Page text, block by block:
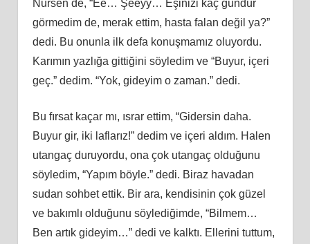
Nursen de, “Ee… Şeeyy… Eşinizi kaç gündür
görmedim de, merak ettim, hasta falan değil ya?”
dedi. Bu onunla ilk defa konuşmamız oluyordu.
Karımın yazlığa gittiğini söyledim ve “Buyur, içeri
geç.” dedim. “Yok, gideyim o zaman.” dedi.
Bu fırsat kaçar mı, ısrar ettim, “Gidersin daha.
Buyur gir, iki laflarız!” dedim ve içeri aldım. Halen
utangaç duruyordu, ona çok utangaç olduğunu
söyledim, “Yapım böyle.” dedi. Biraz havadan
sudan sohbet ettik. Bir ara, kendisinin çok güzel
ve bakımlı olduğunu söylediğimde, “Bilmem…
Ben artık gideyim…” dedi ve kalktı. Ellerini tuttum,